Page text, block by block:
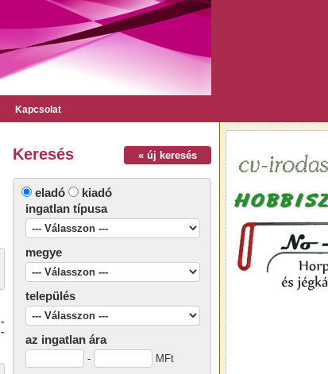
Kapcsolat
« új keresés
Keresés
eladó
kiadó
ingatlan típusa
megye
település
az ingatlan ára
- MFt
-
-